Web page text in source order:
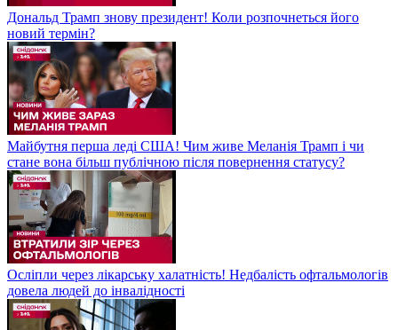
Дональд Трамп знову президент! Коли розпочнеться його
новий термін?
Майбутня перша леді США! Чим живе Меланія Трамп і чи
стане вона більш публічною після повернення статусу?
Осліпли через лікарську халатність! Недбалість офтальмологів
довела людей до інвалідності